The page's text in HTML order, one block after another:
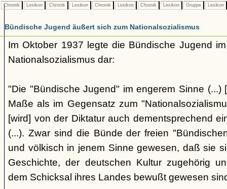
Chronik Lexikon Chronik Lexikon Chronik Lexikon Chronik Lexikon Gruppe Lexikon
Bündische Jugend äußert sich zum Nationalsozialismus
Im Oktober 1937 legte die Bündische Jugend
Nationalsozialismus dar:
"Die "Bündische Jugend" im engerem Sinne (...)
Maße als im Gegensatz zum
[wird] von der Diktatur auch dementsprechend
(...). Zwar sind die Bünde der freien
und völkisch in jenem Sinne gewesen, daß sie
Geschichte, der deutschen Kultur zugehörig
dem Schicksal ihres Landes bewußt gewesen